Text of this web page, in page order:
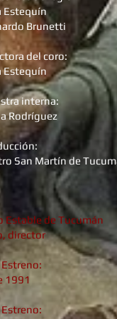
Estequín
Brunetti
del coro:
Estequín
interna:
Rodríguez
San Martín de
Estable de Tucumán
, director
1991